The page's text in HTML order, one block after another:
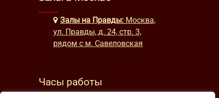
Залы на Правды: Москва,
ул. Правды, д. 24, стр. 3,
рядом с м. Савеловская
Часы работы